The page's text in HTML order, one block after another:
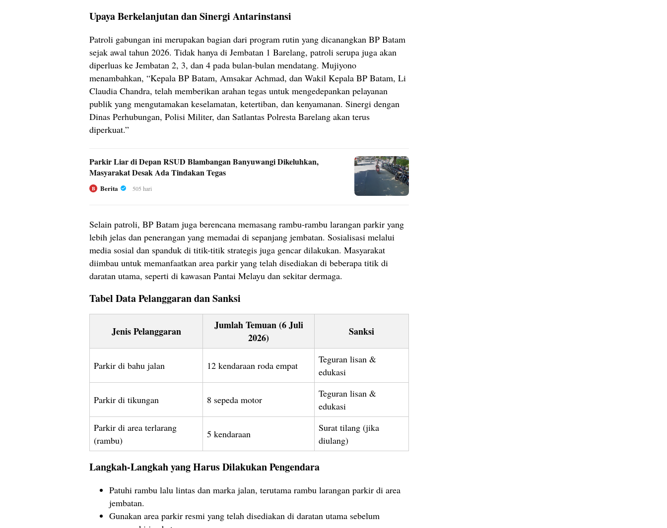
Upaya Berkelanjutan dan Sinergi Antarinstansi
Patroli gabungan ini merupakan bagian dari program rutin yang dicanangkan BP Batam
sejak awal tahun 2026. Tidak hanya di Jembatan 1 Barelang, patroli serupa juga akan
diperluas ke Jembatan 2, 3, dan 4 pada bulan-bulan mendatang. Mujiyono
menambahkan, “Kepala BP Batam, Amsakar Achmad, dan Wakil Kepala BP Batam, Li
Claudia Chandra, telah memberikan arahan tegas untuk mengedepankan pelayanan
publik yang mengutamakan keselamatan, ketertiban, dan kenyamanan. Sinergi dengan
Dinas Perhubungan, Polisi Militer, dan Satlantas Polresta Barelang akan terus
diperkuat.”
Parkir Liar di Depan RSUD Blambangan Banyuwangi Dikeluhkan,
Masyarakat Desak Ada Tindakan Tegas
B Berita 505 hari
Selain patroli, BP Batam juga berencana memasang rambu-rambu larangan parkir yang
lebih jelas dan penerangan yang memadai di sepanjang jembatan. Sosialisasi melalui
media sosial dan spanduk di titik-titik strategis juga gencar dilakukan. Masyarakat
diimbau untuk memanfaatkan area parkir yang telah disediakan di beberapa titik di
daratan utama, seperti di kawasan Pantai Melayu dan sekitar dermaga.
Tabel Data Pelanggaran dan Sanksi
Jenis Pelanggaran
Jumlah Temuan (6 Juli
2026)
Sanksi
Parkir di bahu jalan 12 kendaraan roda empat
Teguran lisan &
edukasi
Parkir di tikungan 8 sepeda motor
Teguran lisan &
edukasi
Parkir di area terlarang
(rambu)
5 kendaraan
Surat tilang (jika
diulang)
Langkah-Langkah yang Harus Dilakukan Pengendara
Patuhi rambu lalu lintas dan marka jalan, terutama rambu larangan parkir di area
jembatan.
Gunakan area parkir resmi yang telah disediakan di daratan utama sebelum